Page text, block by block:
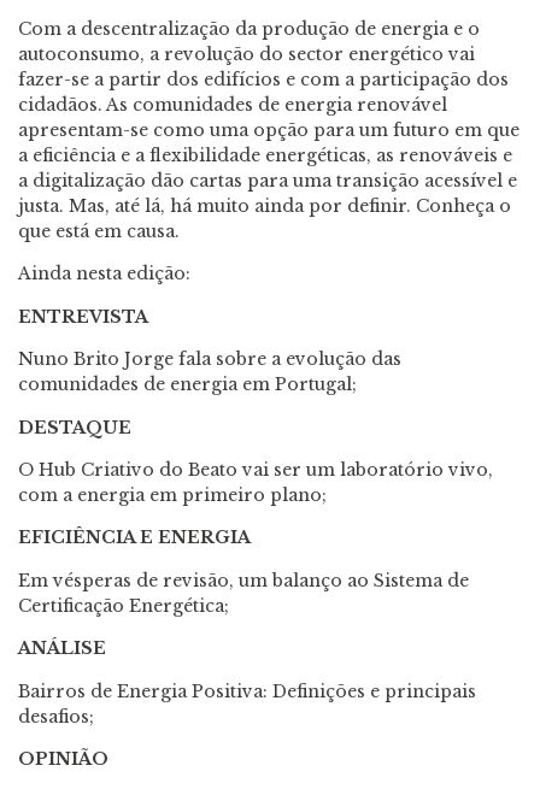
Com a descentralização da produção de energia e o
autoconsumo, a revolução do sector energético vai
fazer-se a partir dos edifícios e com a participação dos
cidadãos. As comunidades de energia renovável
apresentam-se como uma opção para um futuro em que
a eficiência e a flexibilidade energéticas, as renováveis e
a digitalização dão cartas para uma transição acessível e
justa. Mas, até lá, há muito ainda por definir. Conheça o
que está em causa.
Ainda nesta edição:
ENTREVISTA
Nuno Brito Jorge fala sobre a evolução das
comunidades de energia em Portugal;
DESTAQUE
O Hub Criativo do Beato vai ser um laboratório vivo,
com a energia em primeiro plano;
EFICIÊNCIA E ENERGIA
Em vésperas de revisão, um balanço ao Sistema de
Certificação Energética;
ANÁLISE
Bairros de Energia Positiva: Definições e principais
desafios;
OPINIÃO